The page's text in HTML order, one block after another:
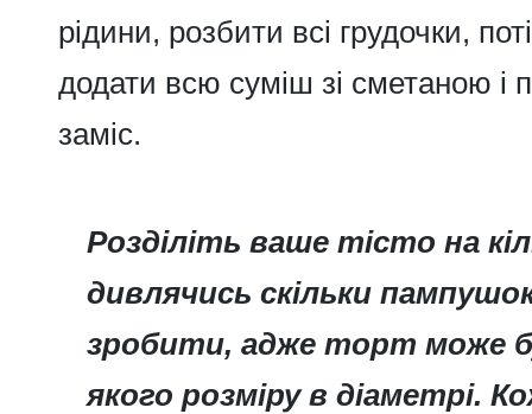
рідини, розбити всі грудочки,
додати всю суміш зі сметаною і
заміс.
Розділіть ваше тісто на
дивлячись скільки
зробити, адже торт може
якого розміру в діаметрі.